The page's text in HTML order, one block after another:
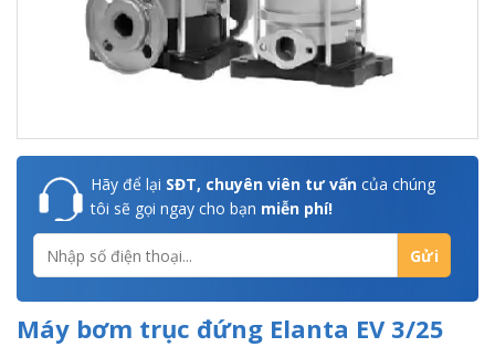
Hãy để lại SĐT, chuyên viên tư vấn của chúng
tôi sẽ gọi ngay cho bạn miễn phí!
Máy bơm trục đứng Elanta EV 3/25